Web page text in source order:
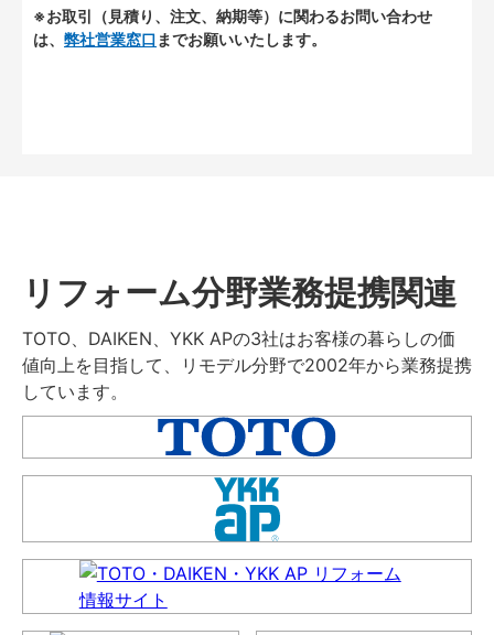
※お取引（見積り、注文、納期等）に関わるお問い合わせ
は、 弊社営業窓口 までお願いいたします。
リフォーム分野業務提携関連
TOTO、DAIKEN、YKK APの3社はお客様の暮らしの価
値向上を目指して、リモデル分野で2002年から業務提携
しています。